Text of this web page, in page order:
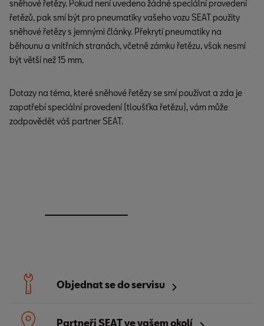
sněhové řetězy. Pokud není uvedeno žádné speciální provedení
řetězů, pak smí být pro pneumatiky vašeho vozu SEAT použity
sněhové řetězy s jemnými články. Překrytí pneumatiky na
běhounu a vnitřních stranách, včetně zámku řetězu, však nesmí
být větší než 15 mm.
Dotazy na téma, které sněhové řetězy se smí používat a zda je
zapotřebí speciální provedení (tloušťka řetězu), vám může
zodpovědět váš partner SEAT.
Kvalitní služby pro
váš vůz.
Objednat se do servisu
Partneři SEAT ve vašem okolí